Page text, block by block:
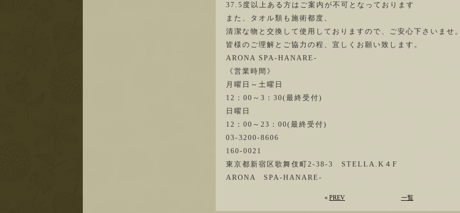
37.5度以上ある方はご案内が不可となっております
また、タオル類も施術都度、
清潔な物と交換して使用しておりますので、ご安心下さいませ。
皆様のご理解とご協力の程、宜しくお願い致します。
ARONA SPA-HANARE-
《営業時間》
月曜日～土曜日
12：00～3：30(最終受付)
日曜日
12：00～23：00(最終受付)
03-3200-8606
160-0021
東京都新宿区歌舞伎町2-38-3 STELLA.K４F
ARONA SPA-HANARE-
« PREV 一覧